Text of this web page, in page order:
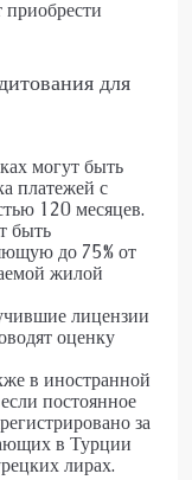
приобрести
для
могут быть
платежей с
120 месяцев.
быть
до 75% от
жилой
лицензии
оценку
в иностранной
постоянное
за
в Турции
лирах.